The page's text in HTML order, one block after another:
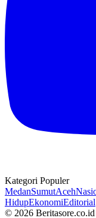
Kategori Populer
MedanSumutAceh
HidupEkonomiEditorial
© 2026 Beritasore.co.id